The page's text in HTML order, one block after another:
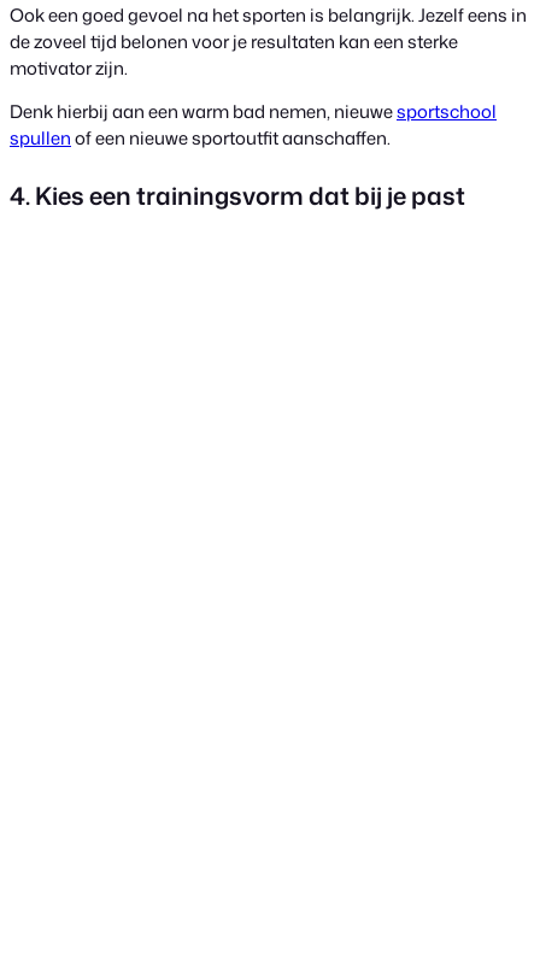
Ook een goed gevoel na het sporten is belangrijk. Jezelf eens in
de zoveel tijd belonen voor je resultaten kan een sterke
motivator zijn.
Denk hierbij aan een warm bad nemen, nieuwesportschool
spullenof een nieuwe sportoutfit aanschaffen.
4. Kies een trainingsvorm dat bij je past